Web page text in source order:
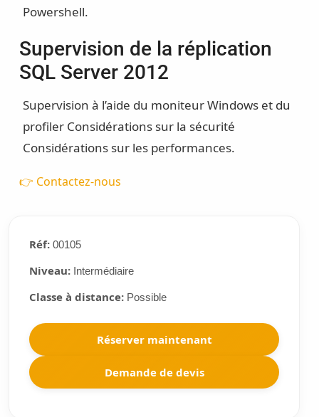
Powershell.
Supervision de la réplication
SQL Server 2012
Supervision à l’aide du moniteur Windows et du
profiler Considérations sur la sécurité
Considérations sur les performances.
👉 Contactez-nous
Réf:00105
Niveau:Intermédiaire
Classe à distance:Possible
Réserver maintenant
Demande de devis